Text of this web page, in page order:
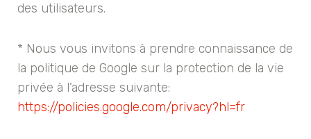
des utilisateurs.
* Nous vous invitons à prendre connaissance de
la politique de Google sur la protection de la vie
privée à l’adresse suivante:
https://policies.google.com/privacy?hl=fr